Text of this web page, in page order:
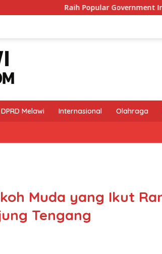
Raih Popular Government Institutions
DPRD Melawi Internasional Olahraga
Muda yang Ikut
Tengang